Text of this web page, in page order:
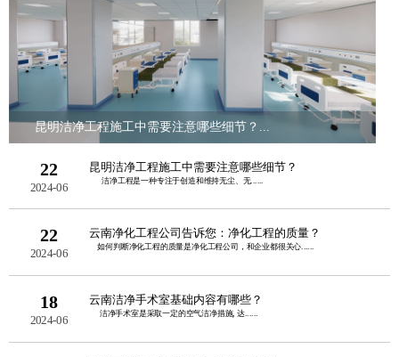
昆明洁净工程施工中需要注意哪些细节？...
22
2024-06
昆明洁净工程施工中需要注意哪些细节？
洁净工程是一种专注于创造和维持无尘、无......
22
2024-06
云南净化工程公司告诉您：净化工程的质量？
如何判断净化工程的质量是净化工程公司，和企业都很关心......
18
2024-06
云南洁净手术室基础内容有哪些？
洁净手术室是采取一定的空气洁净措施, 达......